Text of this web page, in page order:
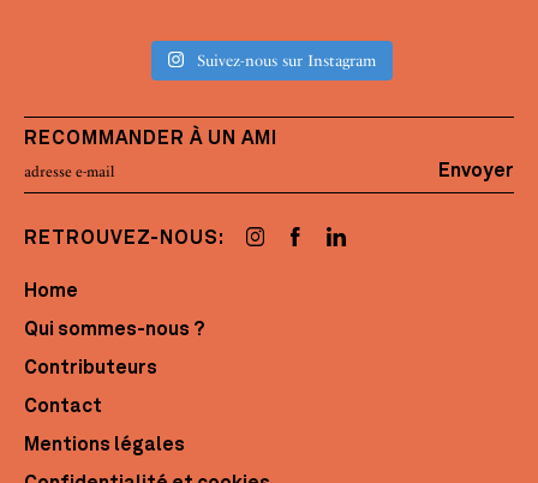
Suivez-nous sur Instagram
RECOMMANDER À UN AMI
Envoyer
RETROUVEZ-NOUS:
Home
Qui sommes-nous ?
Contributeurs
Contact
Mentions légales